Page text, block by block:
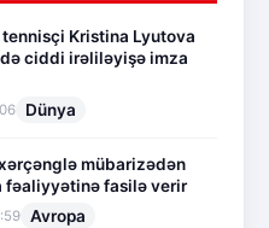
tennisçi Kristina Lyutova
ciddi irəliləyişə imza
Dünya
mübarizədən
fəaliyyətinə fasilə verir
Avropa